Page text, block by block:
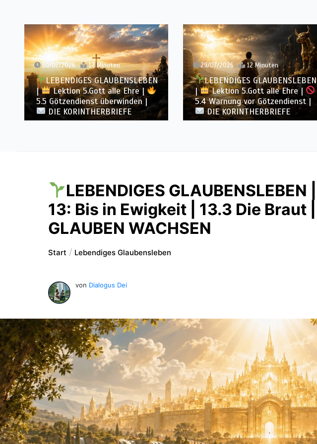
30/07/2026 12 Minuten
LEBENDIGES GLAUBENSLEBEN
|
Lektion 5.Gott alle Ehre |
5.5 Götzendienst überwinden |
DIE KORINTHERBRIEFE
29/07/2026 12 Minuten
LEBENDIGES GLAUBENSLEBEN
|
Lektion 5.Gott alle Ehre |
5.4 Warnung vor Götzendienst |
DIE KORINTHERBRIEFE
LEBENDIGES GLAUBENSLEBEN |
13: Bis in Ewigkeit | 13.3 Die Braut |
GLAUBEN WACHSEN
Start Lebendiges Glaubensleben
von Dialogus Dei